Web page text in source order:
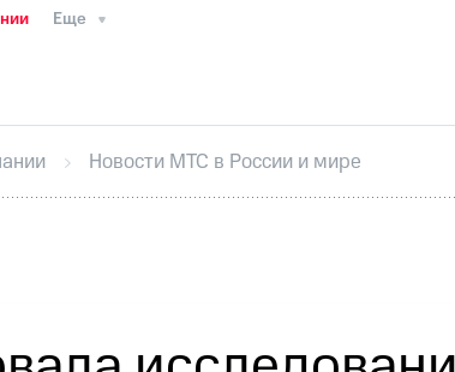
Еще
ИнтервьюФинансовая
секретарьРаскрытие информации
кабинет акционераАкционерный
Новости МТС в России и мире